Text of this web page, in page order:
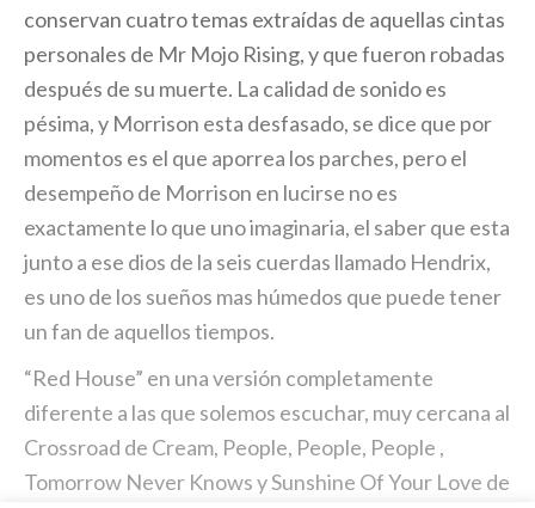
conservan cuatro temas extraídas de aquellas cintas
personales de Mr Mojo Rising, y que fueron robadas
después de su muerte. La calidad de sonido es
pésima, y Morrison esta desfasado, se dice que por
momentos es el que aporrea los parches, pero el
desempeño de Morrison en lucirse no es
exactamente lo que uno imaginaria, el saber que esta
junto a ese dios de la seis cuerdas llamado Hendrix,
es uno de los sueños mas húmedos que puede tener
un fan de aquellos tiempos.
“Red House” en una versión completamente
diferente a las que solemos escuchar, muy cercana al
Crossroad de Cream, People, People, People ,
Tomorrow Never Knows y Sunshine Of Your Love de